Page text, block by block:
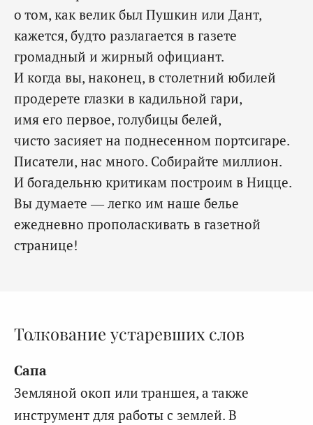
о том, как велик был Пушкин или Дант,
кажется, будто разлагается в газете
громадный и жирный официант.
И когда вы, наконец, в столетний юбилей
продерете глазки в кадильной гари,
имя его первое, голубицы белей,
чисто засияет на поднесенном портсигаре.
Писатели, нас много. Собирайте миллион.
И богадельню критикам построим в Ницце.
Вы думаете — легко им наше белье
ежедневно прополаскивать в газетной
странице!
Толкование устаревших слов
Сапа
Земляной окоп или траншея, а также
инструмент для работы с землей. В